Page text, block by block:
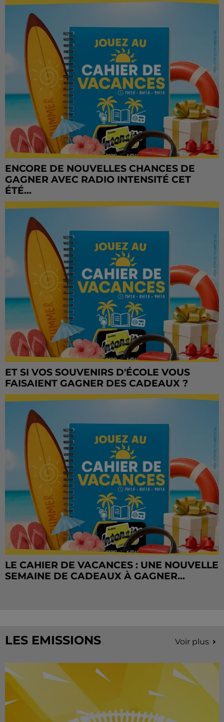
ENCORE DE NOUVELLES CHANCES DE
GAGNER AVEC RADIO INTENSITÉ CET
ÉTÉ...
ET SI VOS SOUVENIRS D'ÉCOLE VOUS
FAISAIENT GAGNER DES CADEAUX ?
LE CAHIER DE VACANCES : UNE NOUVELLE
SEMAINE DE CADEAUX À GAGNER...
LES EMISSIONS Voir plus